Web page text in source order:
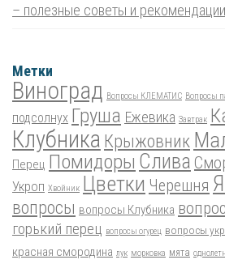
– полезные советы и рекомендации
Метки
Виноград Вопросы КЛЕМАТИС Вопросы
подсолнух Груша Ежевика Завтрак
Клубника Крыжовник
Перец Помидоры Слива
Укроп Хвойник Цветки Черешня
вопросы вопросы Клубника
горький перец вопросы огурец вопросы
красная смородина лук морковка мята